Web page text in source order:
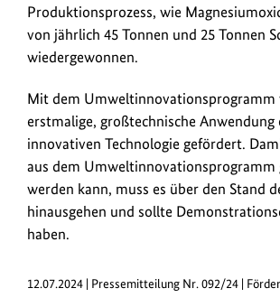
Produktionsprozess, wie
von jährlich 45 Tonnen und 25 Tonnen
wiedergewonnen.
Mit dem Umweltinnovationsprogramm
erstmalige, großtechnische Anwendung
innovativen Technologie gefördert.
aus dem Umweltinnovationsprogramm
werden kann, muss es über den Stand
hinausgehen und sollte
haben.
12.07.2024 | Pressemitteilung Nr. 092/24 |